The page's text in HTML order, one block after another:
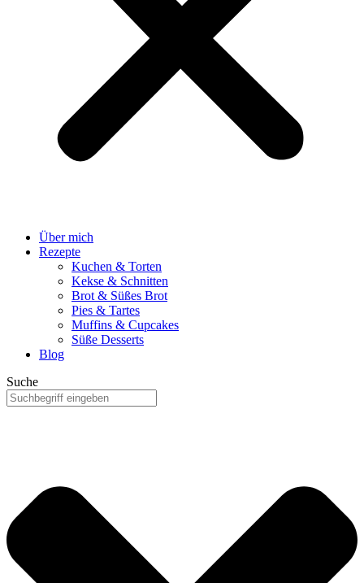
Über mich
Rezepte
Kuchen & Torten
Kekse & Schnitten
Brot & Süßes Brot
Pies & Tartes
Muffins & Cupcakes
Süße Desserts
Blog
Suche